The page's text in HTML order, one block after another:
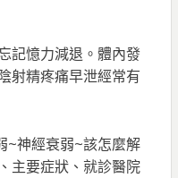
記憶力減退。體內發
射精疼痛早泄經常有
~神經衰弱~該怎麼解
主要症狀、就診醫院